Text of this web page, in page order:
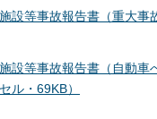
設等事故報告書（重大事
設等事故報告書（自動車
ル・69KB）